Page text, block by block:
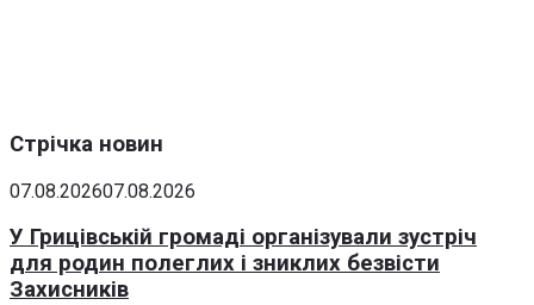
Стрічка новин
07.08.202607.08.2026
У Грицівській громаді організували зустріч
для родин полеглих і зниклих безвісти
Захисників